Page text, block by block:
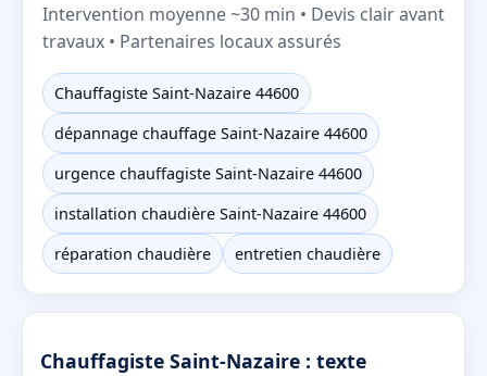
Intervention moyenne ~30 min • Devis clair avant
travaux • Partenaires locaux assurés
Chauffagiste Saint-Nazaire 44600
dépannage chauffage Saint-Nazaire 44600
urgence chauffagiste Saint-Nazaire 44600
installation chaudière Saint-Nazaire 44600
réparation chaudière
entretien chaudière
Chauffagiste Saint-Nazaire : texte